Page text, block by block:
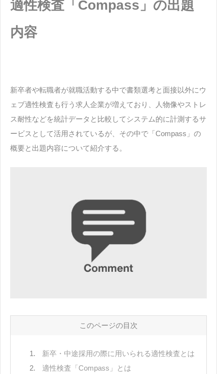
適性検査「Compass」の出題
内容
新卒者や転職者が就職活動する中で書類選考と面接以外にウ
ェブ適性検査も行う求人企業が増えており、人物像やストレ
ス耐性などを統計データと比較してシステム的に計測するサ
ービスとして活用されているが、その中で「Compass」の
概要と出題内容について紹介する。
このページの目次
新卒・中途採用の際に用いられる適性検査とは
適性検査「Compass」とは